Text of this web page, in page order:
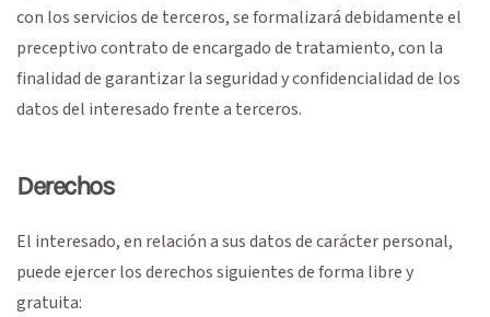
con los servicios de terceros, se formalizará debidamente el
preceptivo contrato de encargado de tratamiento, con la
finalidad de garantizar la seguridad y confidencialidad de los
datos del interesado frente a terceros.
Derechos
El interesado, en relación a sus datos de carácter personal,
puede ejercer los derechos siguientes de forma libre y
gratuita: